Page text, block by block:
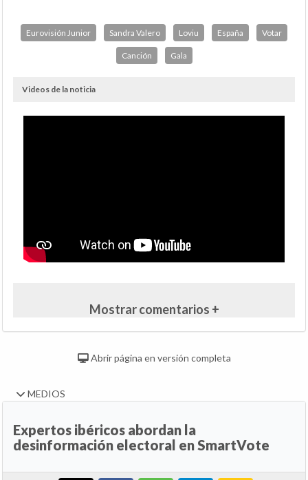
Eurovisión Junior Sandra Valero Loviu España Votar
Canción Gala
Videos de la noticia
Mostrar comentarios +
Abrir página en versión completa
MEDIOS
Expertos ibéricos abordan la
desinformación electoral en SmartVote